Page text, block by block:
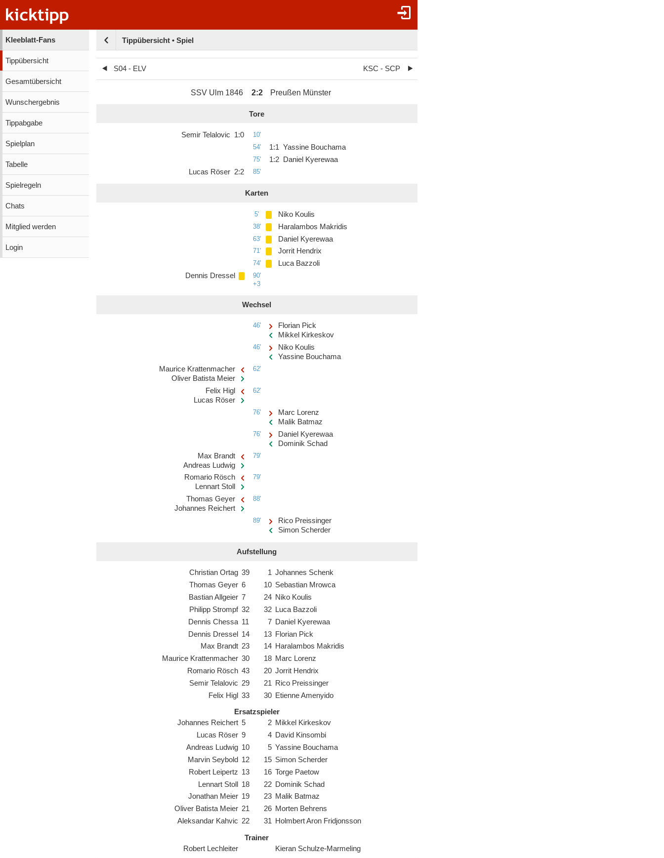
Kleeblatt-Fans
Tippübersicht
Gesamtübersicht
Wunschergebnis
Tippabgabe
Spielplan
Tabelle
Spielregeln
Chats
Mitglied werden
Login
Tippübersicht • Spiel
S04 - ELV KSC - SCP
SSV Ulm 1846 2:2 Preußen Münster
Tore
Semir Telalovic 1:0
10'
54'
1:1 Yassine Bouchama
75' 1:2
Daniel Kyerewaa
Lucas Röser 2:2 85'
Karten
5' Niko Koulis
38' Haralambos Makridis
63' Daniel Kyerewaa
71' Jorrit Hendrix
74'
Luca Bazzoli
Dennis Dressel
90'
+3
Wechsel
46'
Florian Pick
Mikkel Kirkeskov
46'
Niko Koulis
Yassine Bouchama
Maurice Krattenmacher
Oliver Batista Meier
62'
Felix Higl
Lucas Röser
62'
76'
Marc Lorenz
Malik Batmaz
76'
Daniel Kyerewaa
Dominik Schad
Max Brandt
Andreas Ludwig
79'
Romario Rösch
Lennart Stoll
79'
Thomas Geyer
Johannes Reichert
88'
89'
Rico Preissinger
Simon Scherder
Aufstellung
Christian Ortag 39 1 Johannes Schenk
Thomas Geyer 6 10 Sebastian Mrowca
Bastian Allgeier 7 24 Niko Koulis
Philipp Strompf 32 32
Luca Bazzoli
Dennis Chessa 11 7 Daniel Kyerewaa
Dennis Dressel 14 13 Florian Pick
Max Brandt 23 14 Haralambos Makridis
Maurice Krattenmacher 30 18 Marc Lorenz
Romario Rösch 43 20 Jorrit Hendrix
Semir Telalovic 29 21
Rico Preissinger
Felix Higl
33 30 Etienne Amenyido
Ersatzspieler
Johannes Reichert 5 2 Mikkel Kirkeskov
Lucas Röser 9 4 David Kinsombi
Andreas Ludwig 10 5 Yassine Bouchama
Marvin Seybold
12 15 Simon Scherder
Robert Leipertz 13 16 Torge Paetow
Lennart Stoll 18 22 Dominik Schad
Jonathan Meier 19 23 Malik Batmaz
Oliver Batista Meier 21 26 Morten Behrens
Aleksandar Kahvic 22 31 Holmbert Aron Fridjonsson
Trainer
Robert Lechleiter
Kieran Schulze-Marmeling